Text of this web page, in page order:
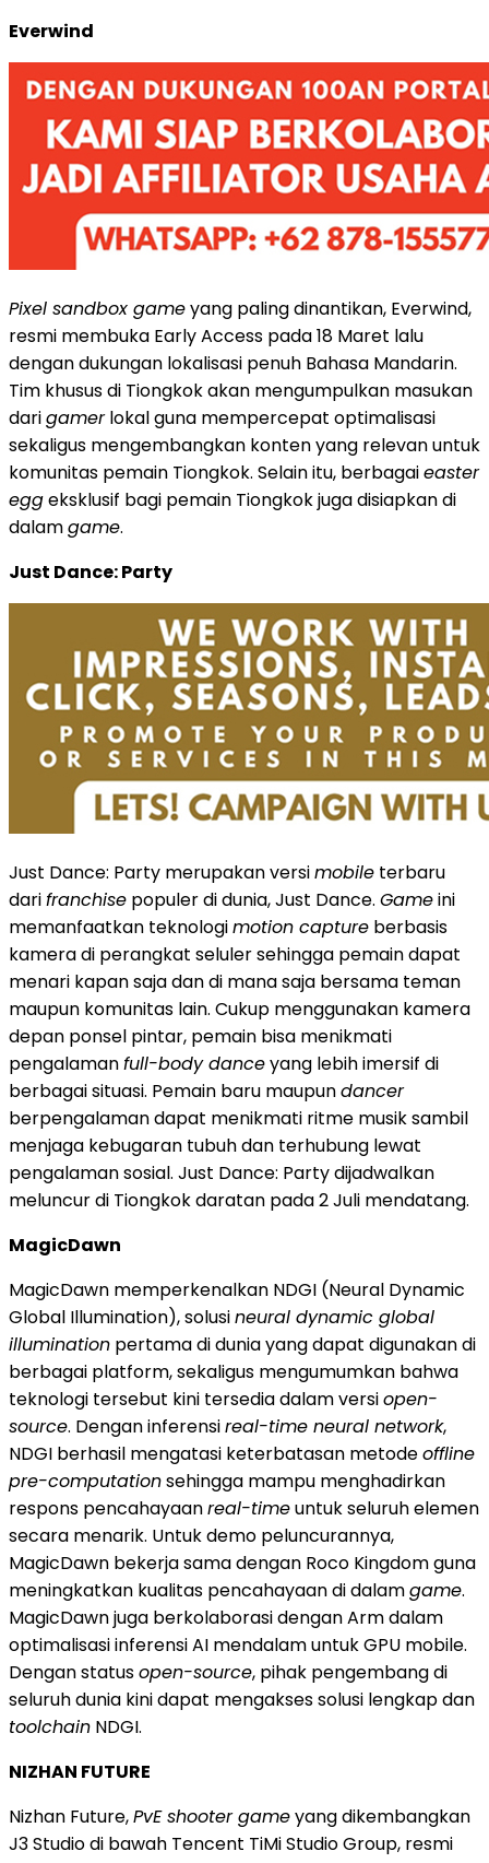
Everwind
Pixel sandbox gameyang paling dinantikan, Everwind,
resmi membuka Early Access pada 18 Maret lalu
dengan dukungan lokalisasi penuh Bahasa Mandarin.
Tim khusus di Tiongkok akan mengumpulkan masukan
darigamerlokal guna mempercepat optimalisasi
sekaligus mengembangkan konten yang relevan untuk
komunitas pemain Tiongkok. Selain itu, berbagaieaster
eggeksklusif bagi pemain Tiongkok juga disiapkan di
dalamgame.
Just Dance: Party
Just Dance: Party merupakan versimobile terbaru
darifranchise populer di dunia, Just Dance. Gameini
memanfaatkan teknologimotion capture berbasis
kamera di perangkat seluler sehingga pemain dapat
menari kapan saja dan di mana saja bersama teman
maupun komunitas lain. Cukup menggunakan kamera
depan ponsel pintar, pemain bisa menikmati
pengalamanfull-body danceyang lebih imersif di
berbagai situasi. Pemain baru maupundancer
berpengalaman dapat menikmati ritme musik sambil
menjaga kebugaran tubuh dan terhubung lewat
pengalaman sosial. Just Dance: Party dijadwalkan
meluncur di Tiongkok daratan pada 2 Juli mendatang.
MagicDawn
MagicDawn memperkenalkan NDGI (Neural Dynamic
Global Illumination), solusineural dynamic global
illumination pertama di dunia yang dapat digunakan di
berbagai platform, sekaligus mengumumkan bahwa
teknologi tersebut kini tersedia dalam versiopen-
source. Dengan inferensireal-time neural network,
NDGI berhasil mengatasi keterbatasan metodeoffline
pre-computationsehingga mampu menghadirkan
respons pencahayaanreal-timeuntuk seluruh elemen
secara menarik. Untuk demo peluncurannya,
MagicDawn bekerja sama dengan Roco Kingdom guna
meningkatkan kualitas pencahayaan di dalamgame.
MagicDawn juga berkolaborasi dengan Arm dalam
optimalisasi inferensi AI mendalam untuk GPU mobile.
Dengan statusopen-source, pihak pengembang di
seluruh dunia kini dapat mengakses solusi lengkap dan
toolchain NDGI.
NIZHAN FUTURE
Nizhan Future,PvE shooter gameyang dikembangkan
J3 Studio di bawah Tencent TiMi Studio Group, resmi